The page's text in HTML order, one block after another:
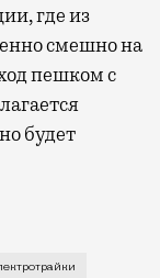
где из
смешно на
пешком с
будет
новое слово